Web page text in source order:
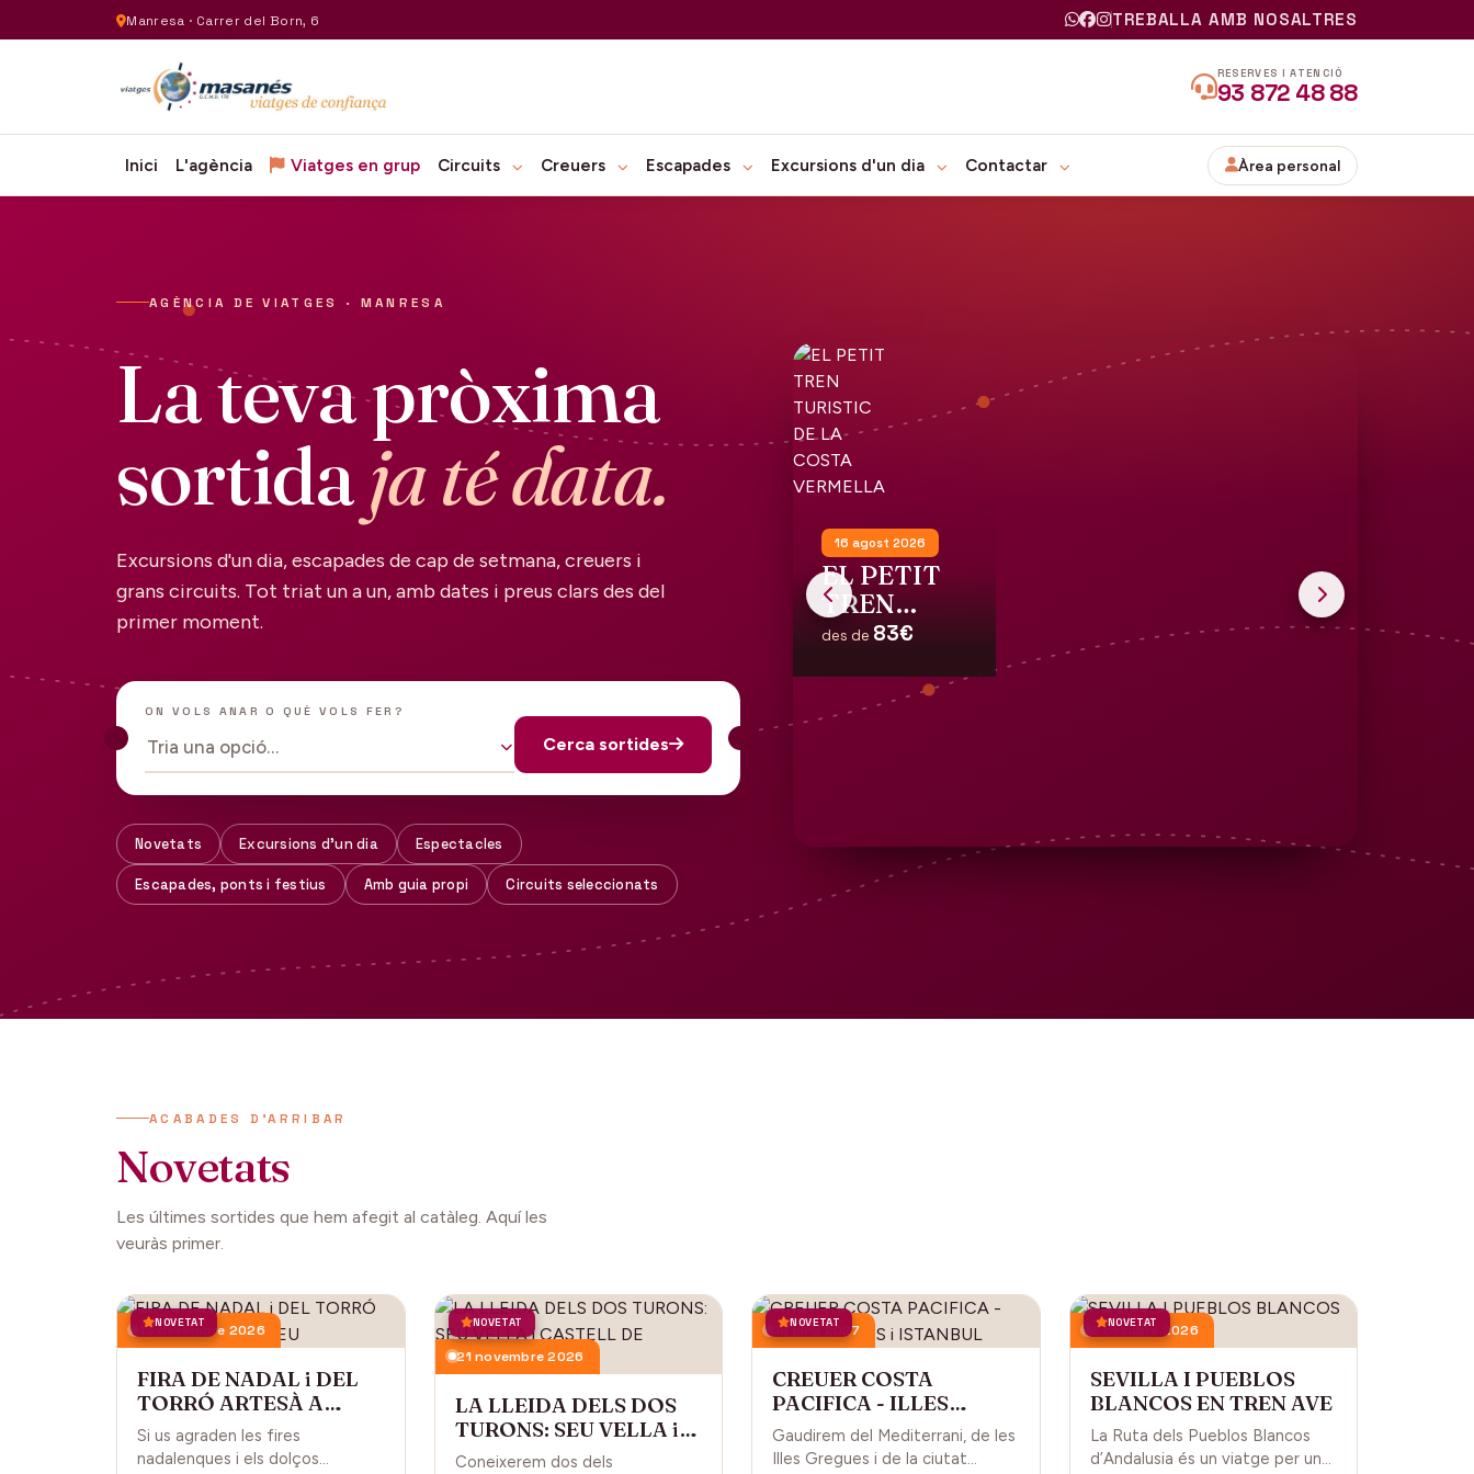
Manresa · Carrer del Born, 6 TREBALLA AMB NOSALTRES
RESERVES I ATENCIÓ
93 872 48 88
Inici L'agència Viatges en grup Circuits Creuers Escapades Excursions d'un dia Contactar Àrea personal
AGÈNCIA DE VIATGES · MANRESA
La teva pròxima
sortidaja té data.
Excursions d'un dia, escapades de cap de setmana, creuers i
grans circuits. Tot triat un a un, amb dates i preus clars des del
primer moment.
ON VOLS ANAR O QUÈ VOLS FER?
Tria una opció… Cerca sortides
Novetats Excursions d'un dia Espectacles
Escapades, ponts i festius Amb guia propi Circuits seleccionats
16 agost 2026
EL PETIT
TREN
TURISTIC
COSTA
VERMELLA
des de 83€
ACABADES D'ARRIBAR
Novetats
Les últimes sortides que hem afegit al catàleg. Aquí les
veuràs primer.
NOVETAT
13 desembre 2026
FIRA DE NADAL i DEL
TORRÓ ARTESÀ A
CARDEDEU
Si us agraden les fires
nadalenques i els dolços
NOVETAT
21 novembre 2026
LA LLEIDA DELS DOS
TURONS: SEU VELLA i
CASTELL DE GARDENY
Coneixerem dos dels
NOVETAT
18 juny 2027
CREUER COSTA
PACIFICA - ILLES
GREGUES i ISTANBUL
Gaudirem del Mediterrani, de les
Illes Gregues i de la ciutat
NOVETAT
3 octubre 2026
SEVILLA I PUEBLOS
BLANCOS EN TREN AVE
La Ruta dels Pueblos Blancos
d’Andalusia és un viatge per una